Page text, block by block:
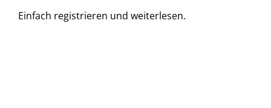
Einfach registrieren und weiterlesen.